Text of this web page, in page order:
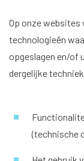
Op onze
technologieën
opgeslagen en/of
dergelijke
(technische